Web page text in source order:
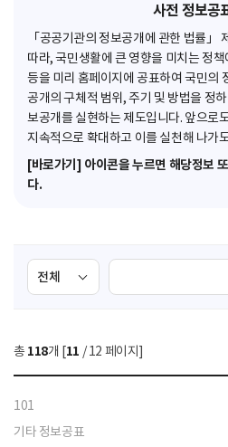
사전 정보공
「공공기관의 정보공개에 관한 법률」
따라, 국민생활에 큰 영향을 미치는 정
등을 미리 홈페이지에 공표하여 국민의
공개의 구체적 범위, 주기 및 방법을 정
보공개를 실현하는 제도입니다. 앞으로
지속적으로 확대하고 이를 실천해 나가
[바로가기] 아이콘을 누르면 해당정보
다.
검
색
선
택
색
총 118개 [11 / 12 페이지]
101
기타 정보공표